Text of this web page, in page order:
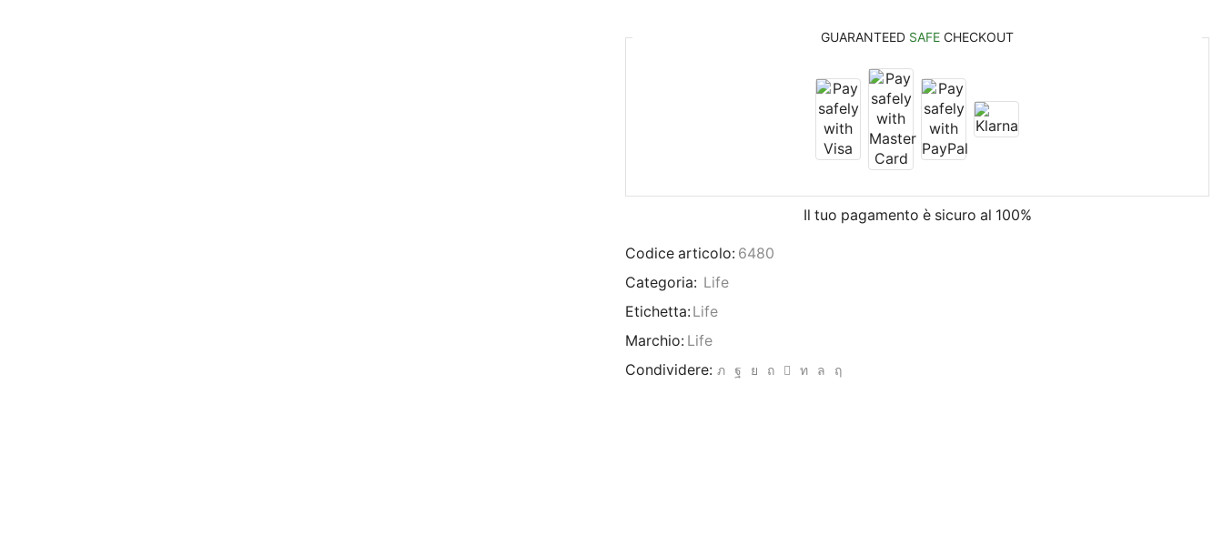
GUARANTEED SAFE CHECKOUT
Il tuo pagamento è sicuro al 100%
Codice articolo: 6480
Categoria: Life
Etichetta: Life
Marchio: Life
Condividere: